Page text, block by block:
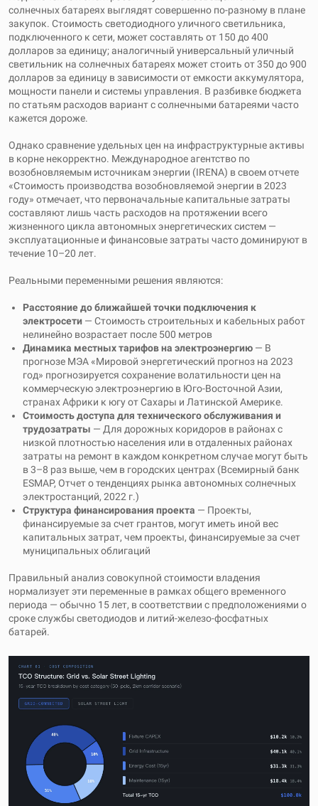
солнечных батареях выглядят совершенно по-разному в плане
закупок. Стоимость светодиодного уличного светильника,
подключенного к сети, может составлять от 150 до 400
долларов за единицу; аналогичный универсальный уличный
светильник на солнечных батареях может стоить от 350 до 900
долларов за единицу в зависимости от емкости аккумулятора,
мощности панели и системы управления. В разбивке бюджета
по статьям расходов вариант с солнечными батареями часто
кажется дороже.
Однако сравнение удельных цен на инфраструктурные активы
в корне некорректно. Международное агентство по
возобновляемым источникам энергии (IRENA) в своем отчете
«Стоимость производства возобновляемой энергии в 2023
году» отмечает, что первоначальные капитальные затраты
составляют лишь часть расходов на протяжении всего
жизненного цикла автономных энергетических систем —
эксплуатационные и финансовые затраты часто доминируют в
течение 10–20 лет.
Реальными переменными решения являются:
Расстояние до ближайшей точки подключения к
электросети — Стоимость строительных и кабельных работ
нелинейно возрастает после 500 метров
Динамика местных тарифов на электроэнергию — В
прогнозе МЭА «Мировой энергетический прогноз на 2023
год» прогнозируется сохранение волатильности цен на
коммерческую электроэнергию в Юго-Восточной Азии,
странах Африки к югу от Сахары и Латинской Америке.
Стоимость доступа для технического обслуживания и
трудозатраты — Для дорожных коридоров в районах с
низкой плотностью населения или в отдаленных районах
затраты на ремонт в каждом конкретном случае могут быть
в 3–8 раз выше, чем в городских центрах (Всемирный банк
ESMAP, Отчет о тенденциях рынка автономных солнечных
электростанций, 2022 г.)
Структура финансирования проекта — Проекты,
финансируемые за счет грантов, могут иметь иной вес
капитальных затрат, чем проекты, финансируемые за счет
муниципальных облигаций
Правильный анализ совокупной стоимости владения
нормализует эти переменные в рамках общего временного
периода — обычно 15 лет, в соответствии с предположениями о
сроке службы светодиодов и литий-железо-фосфатных
батарей.